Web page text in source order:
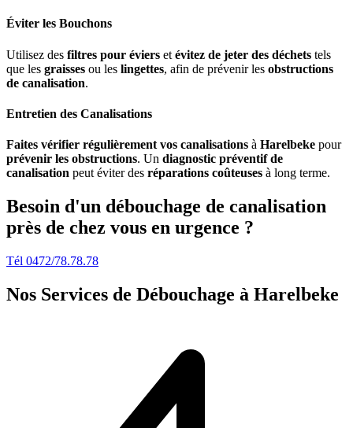
Éviter les Bouchons
Utilisez des filtres pour éviers et évitez de jeter des déchets tels
que les graisses ou les lingettes, afin de prévenir les obstructions
de canalisation.
Entretien des Canalisations
Faites vérifier régulièrement vos canalisations à Harelbeke pour
prévenir les obstructions. Un diagnostic préventif de
canalisation peut éviter des réparations coûteuses à long terme.
Besoin d'un débouchage de canalisation
près de chez vous en urgence ?
Tél 0472/78.78.78
Nos Services de Débouchage à Harelbeke